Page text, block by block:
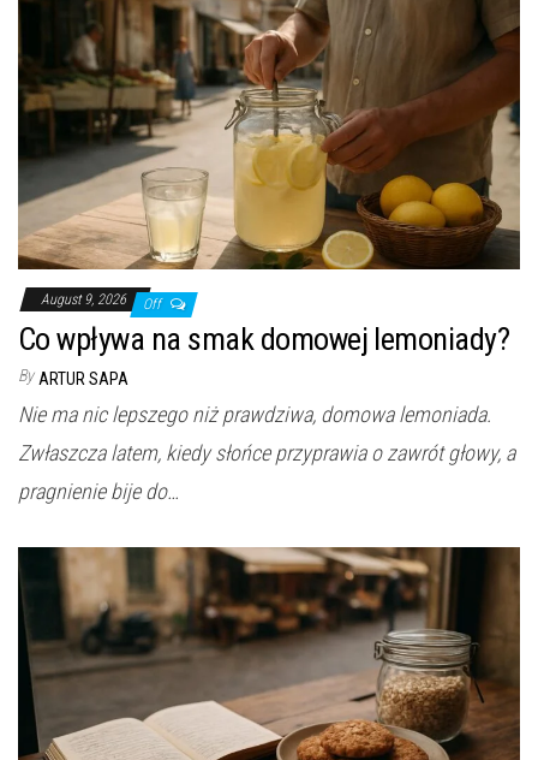
August 9, 2026 Off
Co wpływa na smak domowej lemoniady?
By ARTUR SAPA
Nie ma nic lepszego niż prawdziwa, domowa lemoniada.
Zwłaszcza latem, kiedy słońce przyprawia o zawrót głowy, a
pragnienie bije do…